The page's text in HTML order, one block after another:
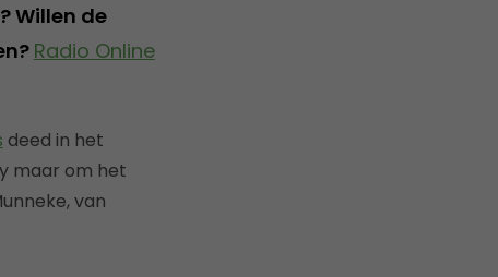
Willen de
Radio Online
deed in het
maar om het
van